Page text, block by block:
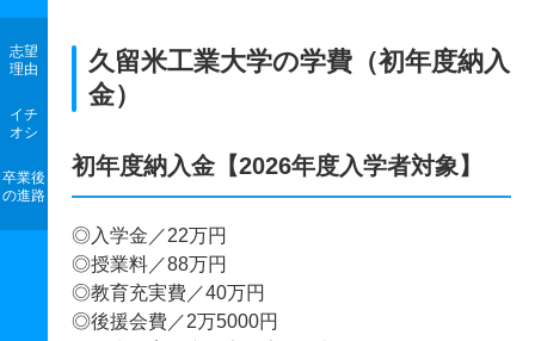
志望
理由
イチ
オシ
卒業後
の進路
久留米工業大学の学費（初年度納入
金）
初年度納入金【2026年度入学者対象】
◎入学金／22万円
◎授業料／88万円
◎教育充実費／40万円
◎後援会費／2万5000円